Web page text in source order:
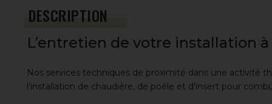
DESCRIPTION
L’entretien de votre installation
Nos services techniques de proximité dans une activité
l’installation de chaudière, de poêle et d’insert pour